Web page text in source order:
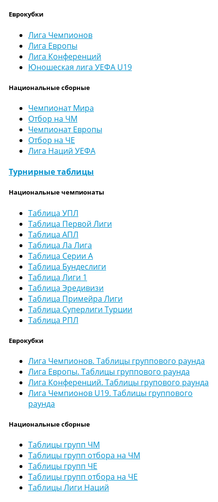
Еврокубки
Лига Чемпионов
Лига Европы
Лига Конференций
Юношеская лига УЕФА U19
Национальные сборные
Чемпионат Мира
Отбор на ЧМ
Чемпионат Европы
Отбор на ЧЕ
Лига Наций УЕФА
Турнирные таблицы
Национальные чемпионаты
Таблица УПЛ
Таблица Первой Лиги
Таблица АПЛ
Таблица Ла Лига
Таблица Серии А
Таблица Бундеслиги
Таблица Лиги 1
Таблица Эредивизи
Таблица Примейра Лиги
Таблица Суперлиги Турции
Таблица РПЛ
Еврокубки
Лига Чемпионов. Таблицы группового раунда
Лига Европы. Таблицы группового раунда
Лига Конференций. Таблицы групового раунда
Лига Чемпионов U19. Таблицы группового
раунда
Национальные сборные
Таблицы групп ЧМ
Таблицы групп отбора на ЧМ
Таблицы групп ЧЕ
Таблицы групп отбора на ЧЕ
Таблицы Лиги Наций